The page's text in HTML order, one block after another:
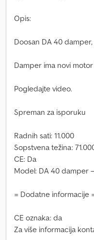
Opis:
Doosan DA 40
Damper ima novi
Pogledajte video.
Spreman za isporuku
Radnih sati: 11.000
Sopstvena težina:
CE: Da
Model: DA 40 damper
= Dodatne informacije
CE oznaka: da
Za više informacija